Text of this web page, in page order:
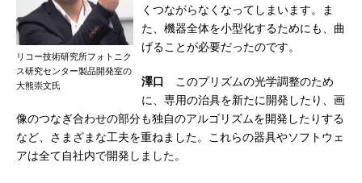
リコー技術研究所フォトニク
ス研究センター製品開発室の
大熊崇文氏
くつながらなくなってしまいます。ま
た、機器全体を小型化するためにも、曲
げることが必要だったのです。
澤口
このプリズムの光学調整のため
に、専用の治具を新たに開発したり、画
像のつなぎ合わせの部分も独自のアルゴリズムを開発したりする
など、さまざまな工夫を重ねました。これらの器具やソフトウェ
アは全て自社内で開発しました。